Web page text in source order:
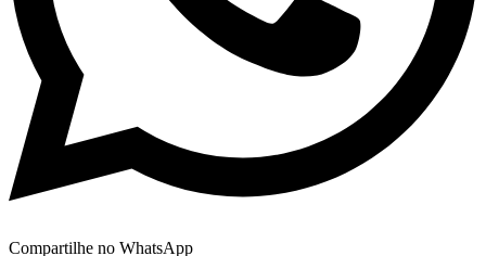
Compartilhe no WhatsApp